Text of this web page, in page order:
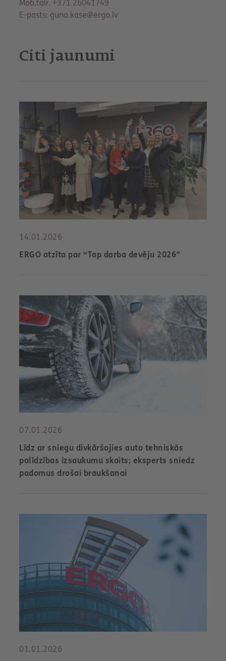
Mob.tālr. +371 26041749
E-pasts: guna.kase@ergo.lv
Citi jaunumi
14.01.2026
ERGO atzīta par “Top darba devēju 2026”
07.01.2026
Līdz ar sniegu divkāršojies auto tehniskās
palīdzības izsaukumu skaits; eksperts sniedz
padomus drošai braukšanai
01.01.2026